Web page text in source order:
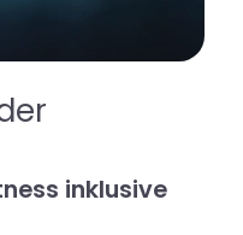
inklusive